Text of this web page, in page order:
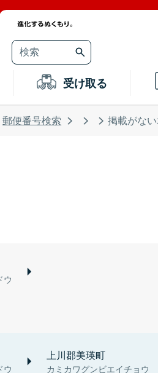
受け取る
郵便番号検索 掲載がな
ウ
ウ
上川郡美瑛町
カミカワグンビエイチョウ